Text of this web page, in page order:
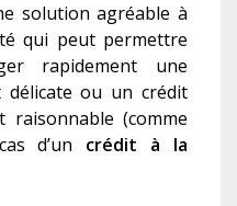
solution agréable à
qui peut permettre
rapidement une
délicate ou un crédit
raisonnable (comme
d’un crédit à la